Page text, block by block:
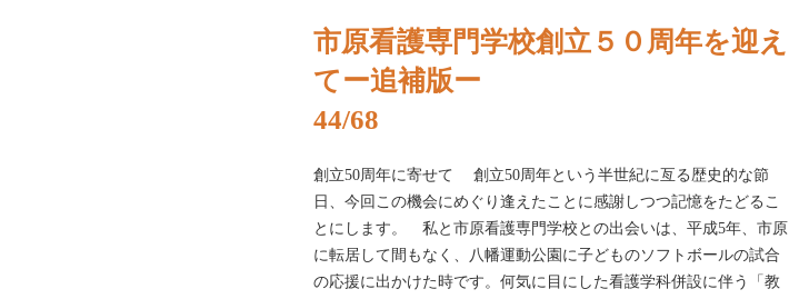
市原看護専門学校創立５０周年を迎え
てー追補版ー
44/68
創立50周年に寄せて 創立50周年という半世紀に亙る歴史的な節
日、今回この機会にめぐり逢えたことに感謝しつつ記憶をたどるこ
とにします。 私と市原看護専門学校との出会いは、平成5年、市原
に転居して間もなく、八幡運動公園に子どものソフトボールの試合
の応援に出かけた時です。何気に目にした看護学科併設に伴う「教